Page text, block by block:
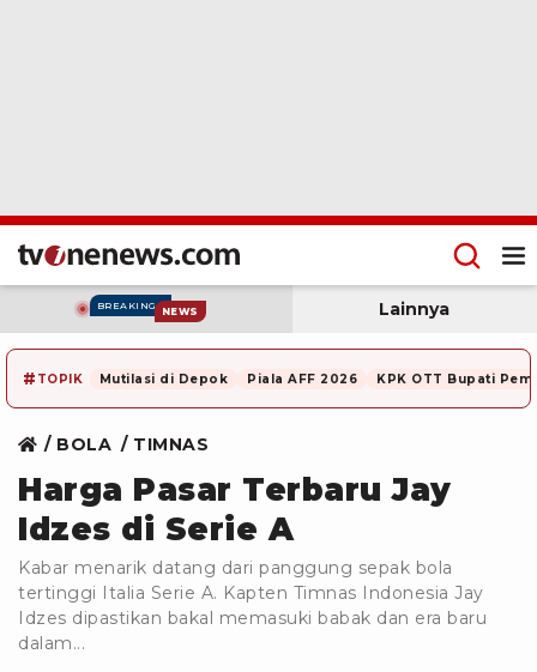
BREAKING NEWS Lainnya
# TOPIK Mutilasi di Depok Piala AFF 2026 KPK OTT Bupati
BOLA TIMNAS
Harga Pasar Terbaru Jay
Idzes di Serie A
Kabar menarik datang dari panggung sepak bola
tertinggi Italia Serie A. Kapten Timnas Indonesia Jay
Idzes dipastikan bakal memasuki babak dan era baru
dalam...